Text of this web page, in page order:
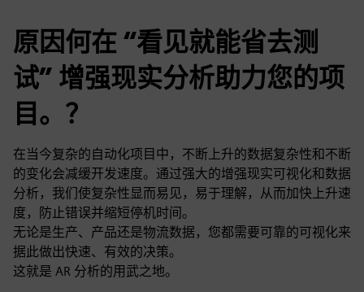
原因何在 “看见就能省去测
试” 增强现实分析助力您的项
目。？
在当今复杂的自动化项目中，不断上升的数据复杂性和不断
的变化会减缓开发速度。通过强大的增强现实可视化和数据
分析，我们使复杂性显而易见，易于理解，从而加快上升速
度，防止错误并缩短停机时间。
无论是生产、产品还是物流数据，您都需要可靠的可视化来
据此做出快速、有效的决策。
这就是 AR 分析的用武之地。